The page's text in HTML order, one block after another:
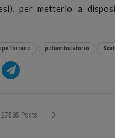
per metterlo a
Torrano poliambulatorio
27585 Posts 0